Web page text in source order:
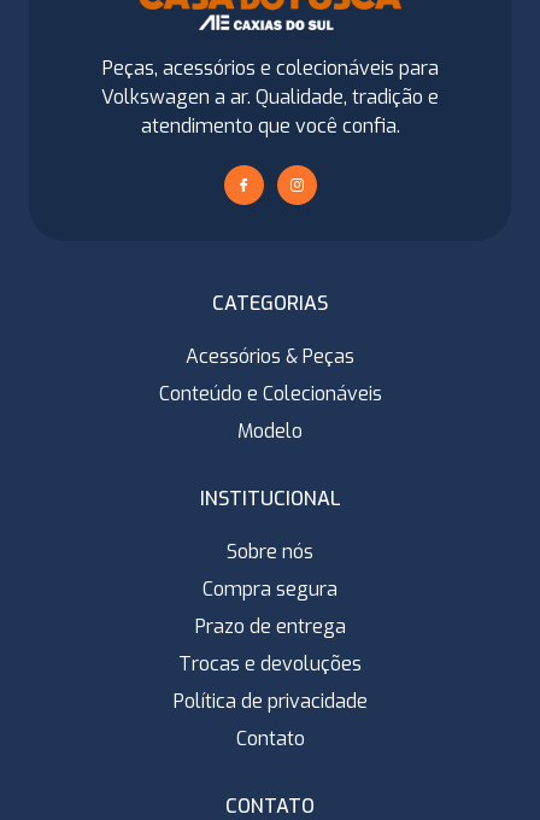
Peças, acessórios e colecionáveis para
Volkswagen a ar. Qualidade, tradição e
atendimento que você confia.
CATEGORIAS
Acessórios & Peças
Conteúdo e Colecionáveis
Modelo
INSTITUCIONAL
Sobre nós
Compra segura
Prazo de entrega
Trocas e devoluções
Política de privacidade
Contato
CONTATO